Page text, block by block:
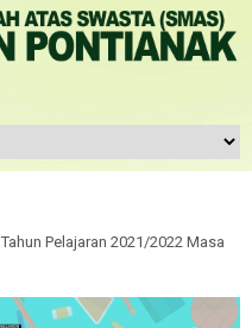
Pelajaran 2021/2022 Masa